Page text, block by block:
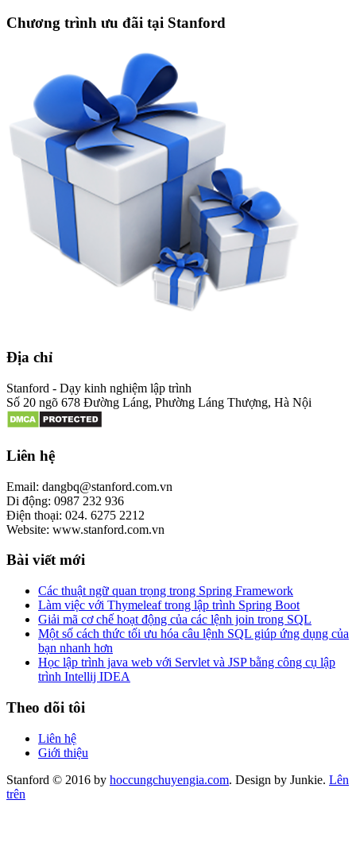
Chương trình ưu đãi tại Stanford
Địa chỉ
Stanford - Dạy kinh nghiệm lập trình
Số 20 ngõ 678 Đường Láng, Phường Láng Thượng, Hà Nội
Liên hệ
Email: dangbq@stanford.com.vn
Di động: 0987 232 936
Điện thoại: 024. 6275 2212
Website: www.stanford.com.vn
Bài viết mới
Các thuật ngữ quan trọng trong Spring Framework
Làm việc với Thymeleaf trong lập trình Spring Boot
Giải mã cơ chế hoạt động của các lệnh join trong SQL
Một số cách thức tối ưu hóa câu lệnh SQL giúp ứng dụng của
bạn nhanh hơn
Học lập trình java web với Servlet và JSP bằng công cụ lập
trình Intellij IDEA
Theo dõi tôi
Liên hệ
Giới thiệu
Stanford © 2016 by hoccungchuyengia.com. Design by Junkie. Lên
trên